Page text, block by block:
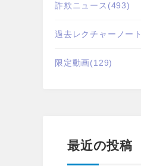
詐欺ニュース (493)
過去レクチャーノート
限定動画(129)
最近の投稿